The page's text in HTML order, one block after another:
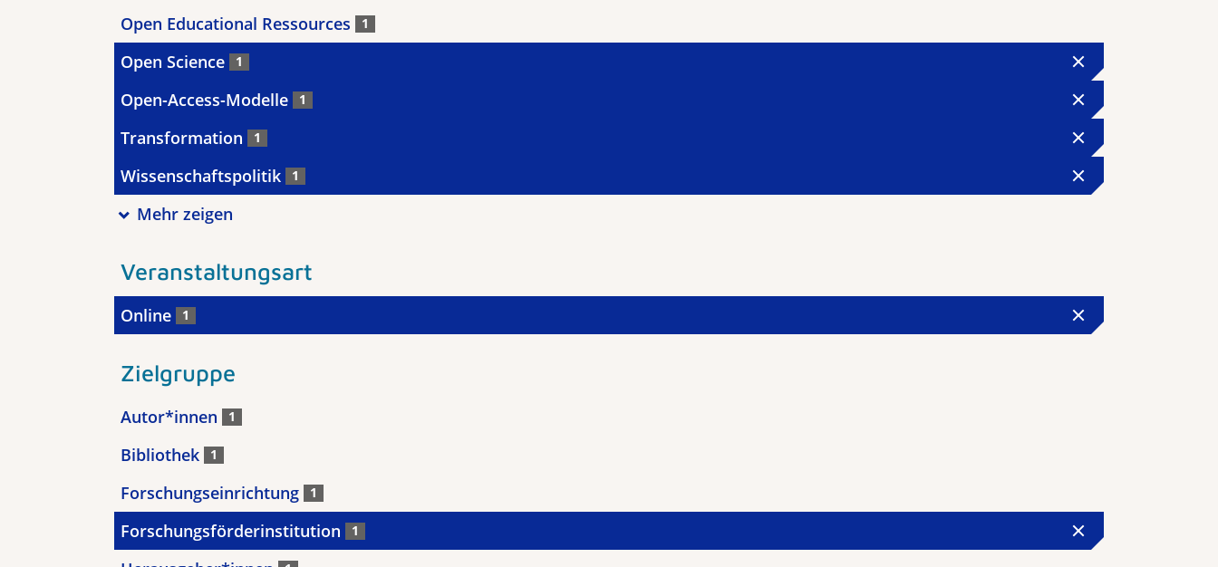
Open Educational Ressources 1
Open Science 1
Open-Access-Modelle 1
Transformation 1
Wissenschaftspolitik 1
Mehr zeigen
Veranstaltungsart
Online 1
Zielgruppe
Autor*innen 1
Bibliothek 1
Forschungseinrichtung 1
Forschungsförderinstitution 1